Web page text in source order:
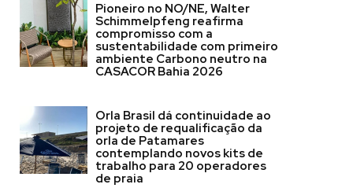
Pioneiro no NO/NE, Walter
Schimmelpfeng reafirma
compromisso com a
sustentabilidade com primeiro
ambiente Carbono neutro na
CASACOR Bahia 2026
Orla Brasil dá continuidade ao
projeto de requalificação da
orla de Patamares
contemplando novos kits de
trabalho para 20 operadores
de praia